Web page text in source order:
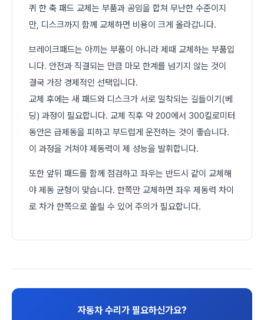
퀴 한 축 패드 교체는 부품과 공임을 합쳐 무난한 수준이지
만, 디스크까지 함께 교체하면 비용이 크게 올라갑니다.
브레이크패드는 아끼는 부품이 아니라 제때 교체하는 부품입
니다. 안전과 직결되는 만큼 마모 한계를 넘기지 않는 것이
결국 가장 경제적인 선택입니다.
교체 후에는 새 패드와 디스크가 서로 밀착되는 길들이기(베
딩) 과정이 필요합니다. 교체 직후 약 200에서 300킬로미터
동안은 급제동을 피하고 부드럽게 운전하는 것이 좋습니다.
이 과정을 거쳐야 제동력이 제 성능을 발휘합니다.
또한 앞뒤 패드를 함께 점검하고 좌우는 반드시 같이 교체해
야 제동 균형이 맞습니다. 한쪽만 교체하면 좌우 제동력 차이
로 차가 한쪽으로 쏠릴 수 있어 주의가 필요합니다.
자동차 수리가 필요하신가요?